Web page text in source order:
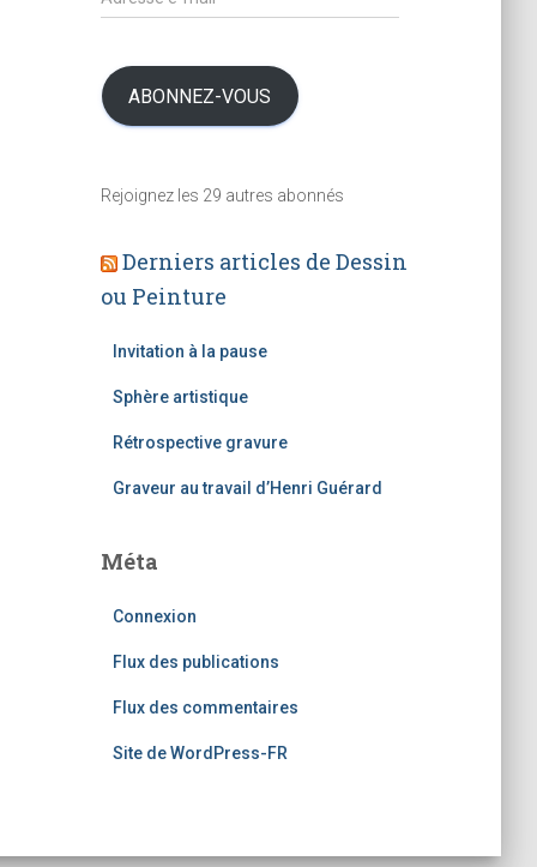
d
s
s
-
a
i
l
ABONNEZ-VOUS
Rejoignez les 29 autres abonnés
Derniers articles de Dessin
ou Peinture
Invitation à la pause
Sphère artistique
Rétrospective gravure
Graveur au travail d’Henri Guérard
Méta
Connexion
Flux des publications
Flux des commentaires
Site de WordPress-FR